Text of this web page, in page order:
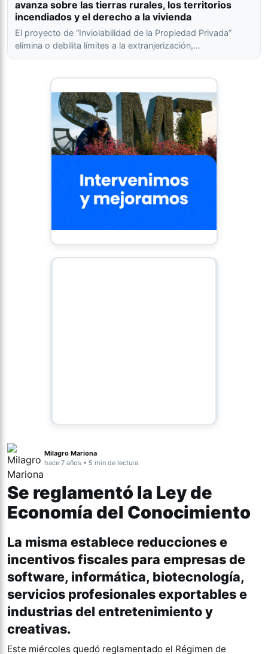
avanza sobre las tierras rurales, los territorios
incendiados y el derecho a la vivienda
El proyecto de “Inviolabilidad de la Propiedad Privada”
elimina o debilita límites a la extranjerización,…
Milagro Mariona
hace 7 años • 5 min de lectura
Se reglamentó la Ley de
Economía del Conocimiento
La misma establece reducciones e
incentivos fiscales para empresas de
software, informática, biotecnología,
servicios profesionales exportables e
industrias del entretenimiento y
creativas.
Este miércoles quedó reglamentado el Régimen de